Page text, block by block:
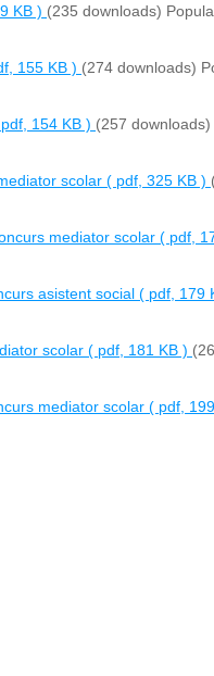
KB ) (235 downloads)
155 KB ) (274 downloads)
154 KB ) (257 downloads)
scolar ( pdf, 325 KB )
mediator scolar ( pdf,
asistent social ( pdf, 179
scolar ( pdf, 181 KB )
mediator scolar ( pdf,